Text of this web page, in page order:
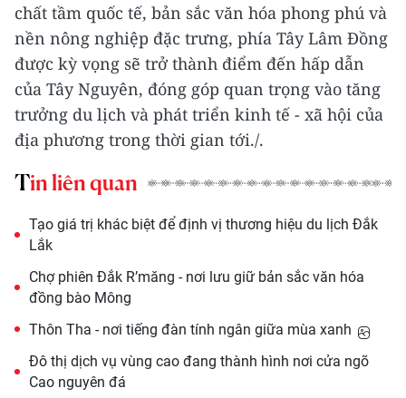
chất tầm quốc tế, bản sắc văn hóa phong phú và
nền nông nghiệp đặc trưng, phía Tây Lâm Đồng
được kỳ vọng sẽ trở thành điểm đến hấp dẫn
của Tây Nguyên, đóng góp quan trọng vào tăng
trưởng du lịch và phát triển kinh tế - xã hội của
địa phương trong thời gian tới./.
Tin liên quan
Tạo giá trị khác biệt để định vị thương hiệu du lịch Đắk
Lắk
Chợ phiên Đắk R’măng - nơi lưu giữ bản sắc văn hóa
đồng bào Mông
Thôn Tha - nơi tiếng đàn tính ngân giữa mùa xanh
Đô thị dịch vụ vùng cao đang thành hình nơi cửa ngõ
Cao nguyên đá